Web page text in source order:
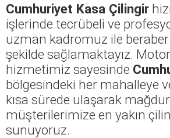
Cumhuriyet Kasa Çilingir
işlerinde tecrübeli ve
uzman kadromuz ile
şekilde sağlamaktayız.
hizmetimiz sayesinde
bölgesindeki her mahalleye
kısa sürede ulaşarak
müşterilerimize en yakın
sunuyoruz.